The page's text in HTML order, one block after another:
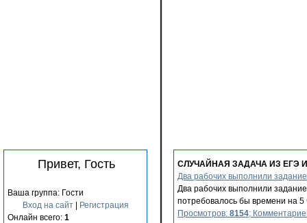
Привет, Гость
Ваша группа: Гости
Вход на сайт|
Регистрация
Онлайн всего: 1
СЛУЧАЙНАЯ ЗАДАЧА ИЗ ЕГЭ
Два рабочих выполнили
Два рабочих выполнили
потребовалось бы времени на 5
Просмотров: 8154;